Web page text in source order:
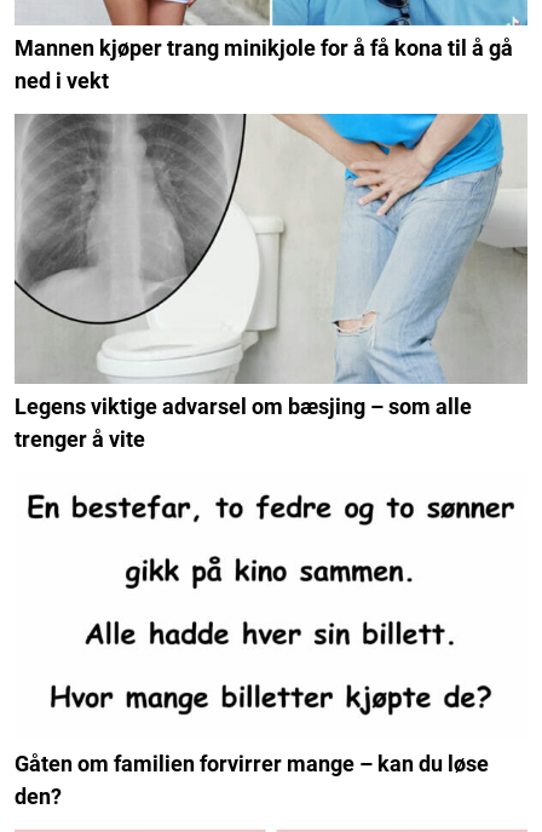
Mannen kjøper trang minikjole for å få kona til å gå
ned i vekt
Legens viktige advarsel om bæsjing – som alle
trenger å vite
Gåten om familien forvirrer mange – kan du løse
den?